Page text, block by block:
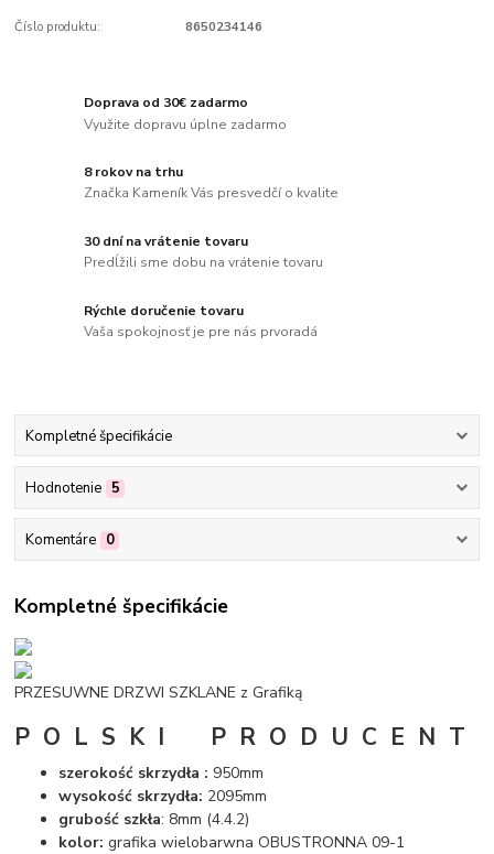
Číslo produktu: 8650234146
Doprava od 30€ zadarmo
Využite dopravu úplne zadarmo
8 rokov na trhu
Značka Kameník Vás presvedčí o kvalite
30 dní na vrátenie tovaru
Predĺžili sme dobu na vrátenie tovaru
Rýchle doručenie tovaru
Vaša spokojnosť je pre nás prvoradá
Kompletné špecifikácie
Hodnotenie 5
Komentáre 0
Kompletné špecifikácie
PRZESUWNE DRZWI SZKLANE z Grafiką
P O L S K I P R O D U C E N T
szerokość skrzydła : 950mm
wysokość skrzydła: 2095mm
grubość szkła: 8mm (4.4.2)
kolor:grafika wielobarwna OBUSTRONNA 09-1